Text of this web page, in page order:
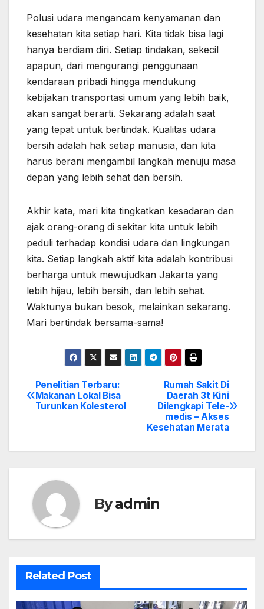
Polusi udara mengancam kenyamanan dan
kesehatan kita setiap hari. Kita tidak bisa lagi
hanya berdiam diri. Setiap tindakan, sekecil
apapun, dari mengurangi penggunaan
kendaraan pribadi hingga mendukung
kebijakan transportasi umum yang lebih baik,
akan sangat berarti. Sekarang adalah saat
yang tepat untuk bertindak. Kualitas udara
bersih adalah hak setiap manusia, dan kita
harus berani mengambil langkah menuju masa
depan yang lebih sehat dan bersih.
Akhir kata, mari kita tingkatkan kesadaran dan
ajak orang-orang di sekitar kita untuk lebih
peduli terhadap kondisi udara dan lingkungan
kita. Setiap langkah aktif kita adalah kontribusi
berharga untuk mewujudkan Jakarta yang
lebih hijau, lebih bersih, dan lebih sehat.
Waktunya bukan besok, melainkan sekarang.
Mari bertindak bersama-sama!
Post
navigation
Rumah Sakit Di
Daerah 3t Kini
Dilengkapi Tele-
medis – Akses
Kesehatan Merata
Penelitian Terbaru:
Makanan Lokal Bisa
Turunkan Kolesterol
Byadmin
Related Post